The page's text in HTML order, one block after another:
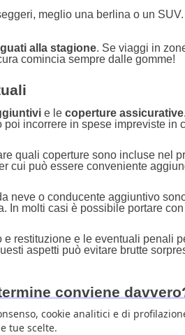
meglio una berlina o un SUV.
alla stagione. Se viaggi in
comincia sempre dalle gomme!
e lecoperture assicurative
incorrere in spese impreviste in
quali coperture sono incluse nel
cui può essere conveniente
neve o conducente aggiuntivo
In molti casi è possibile portare
e restituzione e le eventuali penali
aspetti può evitare brutte
conviene
a lungo termine, anche come
cookie analitici e di
tue scelte.